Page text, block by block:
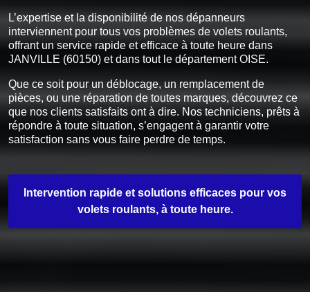
L’expertise et la disponibilité de nos dépanneurs
interviennent pour tous vos problèmes de volets roulants,
offrant un service rapide et efficace à toute heure dans
JANVILLE (60150) et dans tout le département OISE.
Que ce soit pour un déblocage, un remplacement de
pièces, ou une réparation de toutes marques, découvrez ce
que nos clients satisfaits ont à dire. Nos techniciens, prêts à
répondre à toute situation, s’engagent à garantir votre
satisfaction sans vous faire perdre de temps.
Intervention rapide et solutions efficaces pour vos
volets roulants, à toute heure.